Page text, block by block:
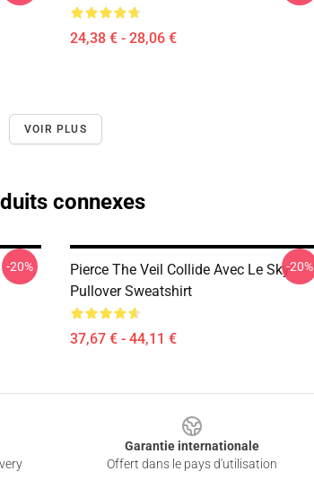
24,38 € - 28,06 €
VOIR PLUS
connexes
-20%
Pierce The Veil Collide Avec Le Sky
Pullover Sweatshirt
37,67 € - 44,11 €
-20%
Garantie internationale
Offert dans le pays d'utilisation